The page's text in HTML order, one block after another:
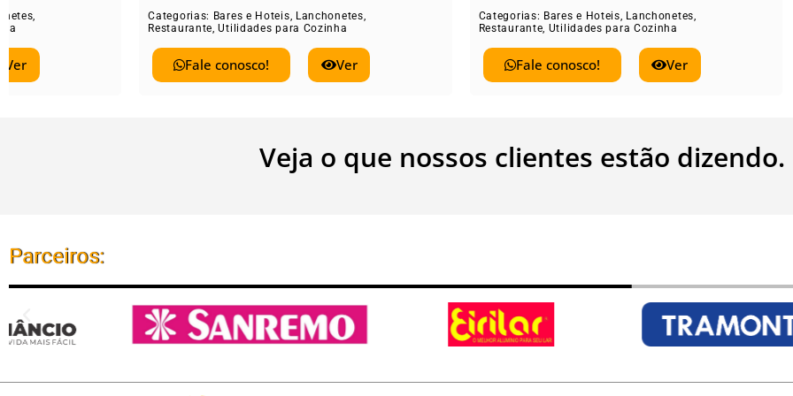
Categorias: Bares e Hoteis,Lanchonetes,
Utilidades para Cozinha
Ver
Categorias: Bares e Hoteis,Lanchonetes,
Utilidades para Cozinha
Ver
Restaurante
Veja o que nossos clientes estão dizendo.
Parceiros: